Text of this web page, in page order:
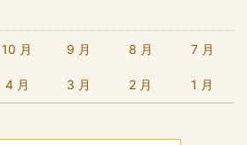
10 月 9 月 8 月 7 月
4 月 3 月 2 月 1 月